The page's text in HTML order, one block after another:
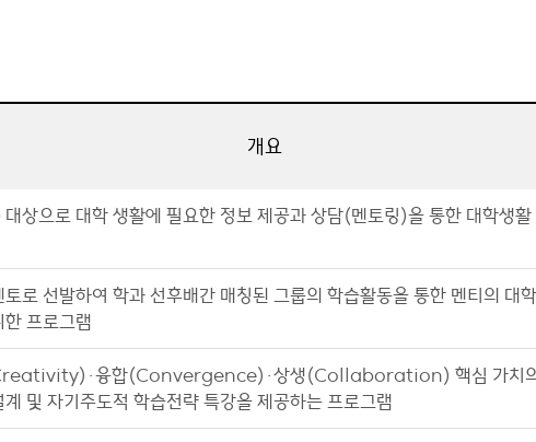
개요
상으로 대학 생활에 필요한 정보 제공과 상담(멘토링)을 통한 대학생
로 선발하여 학과 선후배간 매칭된 그룹의 학습활동을 통한 멘티의 대
프로그램
융합(Convergence)·상생(Collaboration) 핵심 가치의
및 자기주도적 학습전략 특강을 제공하는 프로그램